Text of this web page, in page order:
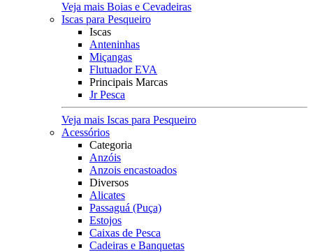
Veja mais Boias e Cevadeiras
Iscas para Pesqueiro
Iscas
Anteninhas
Miçangas
Flutuador EVA
Principais Marcas
Jr Pesca
Veja mais Iscas para Pesqueiro
Acessórios
Categoria
Anzóis
Anzois encastoados
Diversos
Alicates
Passaguá (Puça)
Estojos
Caixas de Pesca
Cadeiras e Banquetas